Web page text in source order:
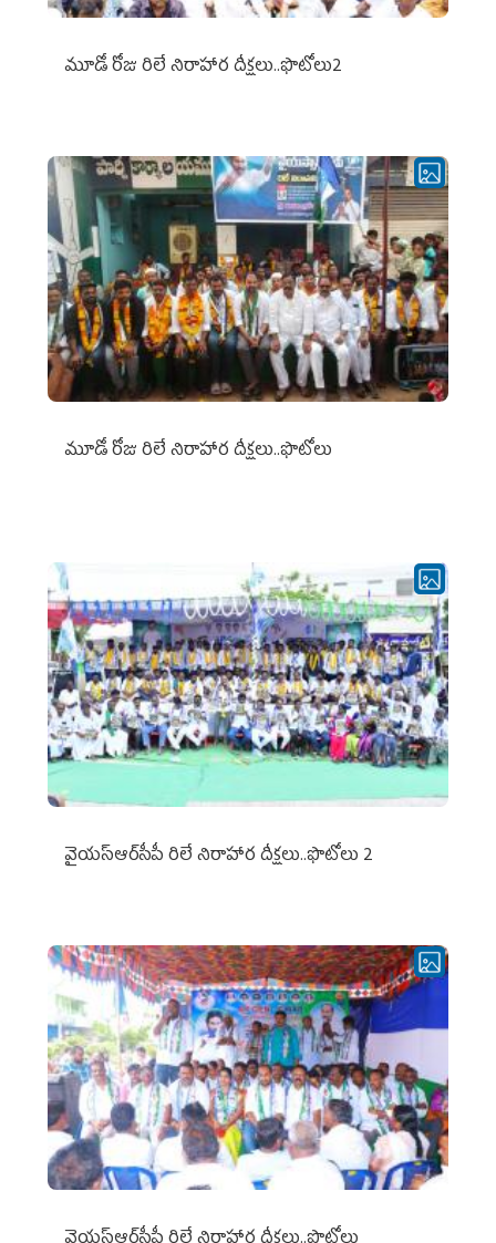
మూడో రోజు రిలే నిరాహార దీక్షలు..ఫొటోలు2
మూడో రోజు రిలే నిరాహార దీక్షలు..ఫొటోలు
వైయ‌స్ఆర్‌సీపీ రిలే నిరాహార దీక్షలు..ఫొటోలు 2